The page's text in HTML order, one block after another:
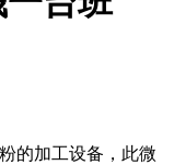
的加工设备，此微